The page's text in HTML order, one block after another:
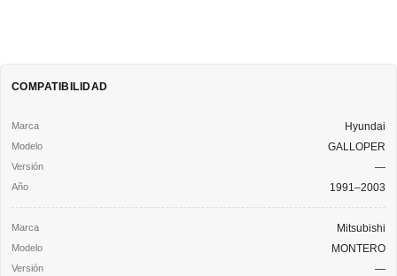
COMPATIBILIDAD
Hyundai
GALLOPER
—
1991–2003
Mitsubishi
MONTERO
—